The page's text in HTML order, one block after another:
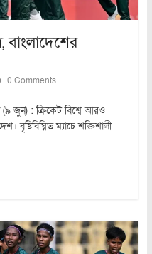
0 Comments
(৯ জুন) : ক্রিকেট বিশ্বে আরও
বৃষ্টিবিঘ্নিত ম্যাচে শক্তিশালী